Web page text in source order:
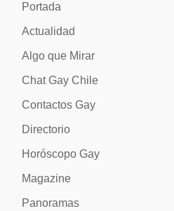
Portada
Actualidad
Algo que Mirar
Chat Gay Chile
Contactos Gay
Directorio
Horóscopo Gay
Magazine
Panoramas